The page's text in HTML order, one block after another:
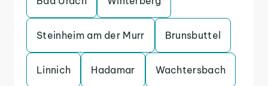
Steinheim am der Murr Brunsbuttel
Linnich Hadamar Wachtersbach